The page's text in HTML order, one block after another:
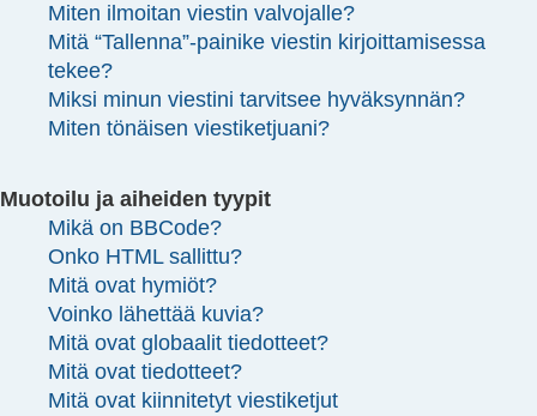
Miten ilmoitan viestin valvojalle?
Mitä “Tallenna”-painike viestin kirjoittamisessa
tekee?
Miksi minun viestini tarvitsee hyväksynnän?
Miten tönäisen viestiketjuani?
Muotoilu ja aiheiden tyypit
Mikä on BBCode?
Onko HTML sallittu?
Mitä ovat hymiöt?
Voinko lähettää kuvia?
Mitä ovat globaalit tiedotteet?
Mitä ovat tiedotteet?
Mitä ovat kiinnitetyt viestiketjut